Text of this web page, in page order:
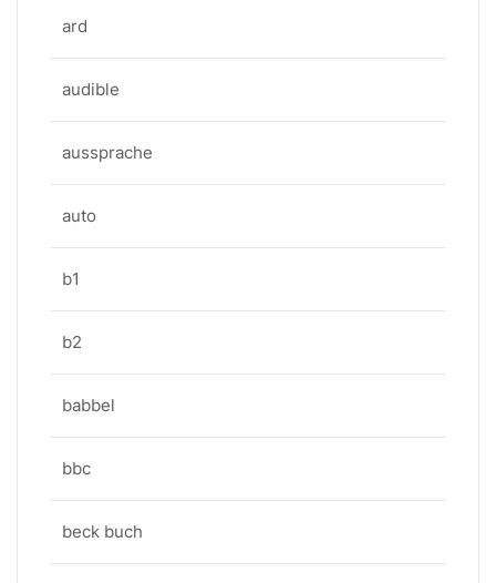
ard
audible
aussprache
auto
b1
b2
babbel
bbc
beck buch